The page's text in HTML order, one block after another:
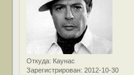
Откуда: Каунас
Зарегистрирован: 2012-10-30